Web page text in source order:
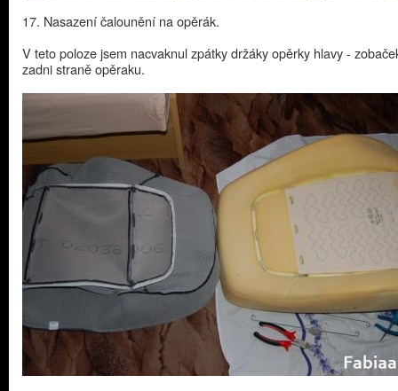
17. Nasazení čalounění na opěrák.
V teto poloze jsem nacvaknul zpátky držáky opěrky hlavy -
zadni straně opěraku.